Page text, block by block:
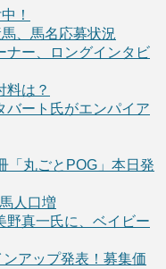
！
、馬名応募状況
ナー、ロングインタビ
料は？
バート氏がエンパイア
「丸ごとPOG」本日発
人口増
野真一氏に、ベイビー
アップ発表！募集価